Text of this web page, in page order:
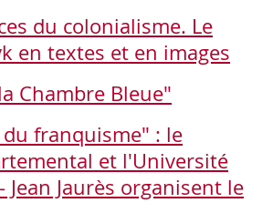
du colonialisme. Le
en textes et en images
Chambre Bleue"
franquisme" : le
et l'Université
Jean Jaurès organisent le